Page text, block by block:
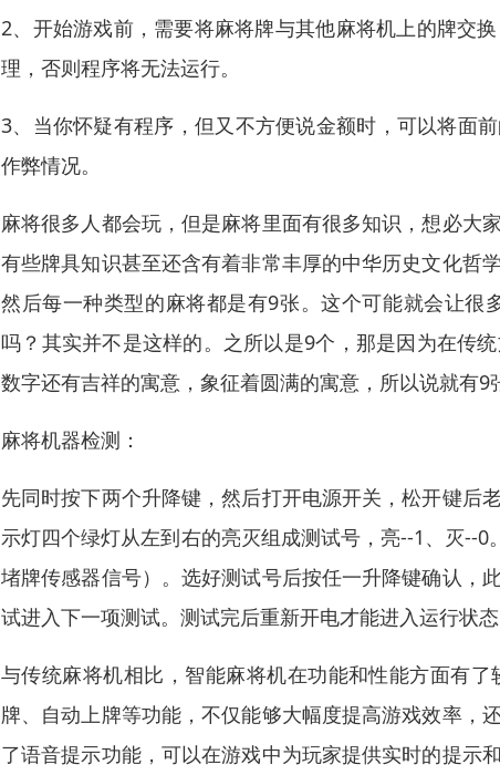
2、开始游戏前，需要将麻将牌与其他麻将机上的牌交
理，否则程序将无法运行。
3、当你怀疑有程序，但又不方便说金额时，可以将面
作弊情况。
麻将很多人都会玩，但是麻将里面有很多知识，想必大
有些牌具知识甚至还含有着非常丰厚的中华历史文化哲
然后每一种类型的麻将都是有9张。这个可能就会让
吗？其实并不是这样的。之所以是9个，那是因为在传
数字还有吉祥的寓意，象征着圆满的寓意，所以说就有9
麻将机器检测：
先同时按下两个升降键，然后打开电源开关，松开键后
示灯四个绿灯从左到右的亮灭组成测试号，亮--1、灭--
堵牌传感器信号）。选好测试号后按任一升降键确认，
试进入下一项测试。测试完后重新开电才能进入运行状态
与传统麻将机相比，智能麻将机在功能和性能方面有
牌、自动上牌等功能，不仅能够大幅度提高游戏效率，
了语音提示功能，可以在游戏中为玩家提供实时的提示